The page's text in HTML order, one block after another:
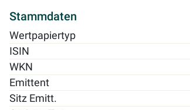
Stammdaten
Wertpapiertyp
ISIN
WKN
Emittent
Sitz Emitt.